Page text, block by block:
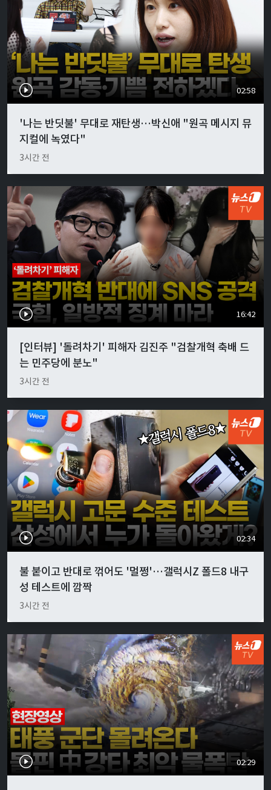
02:58
'나는 반딧불' 무대로 재탄생…박신애 "원곡 메시지 뮤
지컬에 녹였다"
3시간 전
16:42
[인터뷰] '돌려차기' 피해자 김진주 "검찰개혁 축배 드
는 민주당에 분노"
3시간 전
02:34
불 붙이고 반대로 꺾어도 '멀쩡'…갤럭시Z 폴드8 내구
성 테스트에 깜짝
3시간 전
02:29